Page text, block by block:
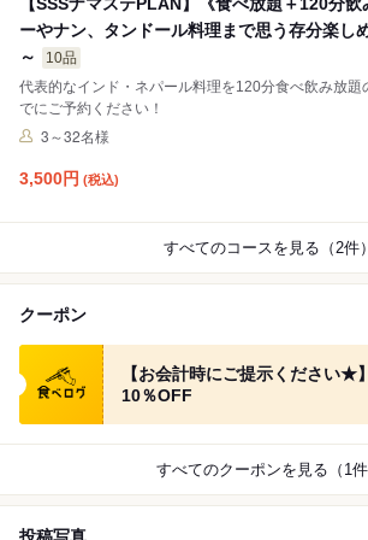
ーやナン、タンドール料理まで思う存分楽し
～
10品
代表的なインド・ネパール料理を120分食べ飲み放題の満
でにご予約ください！
3～32名様
3,500円 (税込)
すべてのコースを見る（2件）
クーポン
食べログ クーポン
【お会計時にご提示ください★
10％OFF
すべてのクーポンを見る（1件